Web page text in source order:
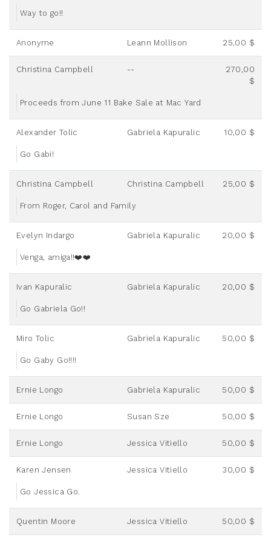
Way to go!!
Anonyme Leann Mollison 25,00 $
Christina Campbell --
270,00
$
Proceeds from June 11 Bake Sale at Mac Yard
Alexander Tolic Gabriela Kapuralic 10,00 $
Go Gabi!
Christina Campbell Christina Campbell 25,00 $
From Roger, Carol and Family
Evelyn Indargo Gabriela Kapuralic 20,00 $
Venga, amiga!!❤️❤️
Ivan Kapuralic Gabriela Kapuralic 20,00 $
Go Gabriela Go!!
Miro Tolic Gabriela Kapuralic 50,00 $
Go Gaby Go!!!!
Ernie Longo Gabriela Kapuralic 50,00 $
Ernie Longo Susan Sze 50,00 $
Ernie Longo Jessica Vitiello 50,00 $
Karen Jensen Jessica Vitiello 30,00 $
Go Jessica Go.
Quentin Moore Jessica Vitiello 50,00 $